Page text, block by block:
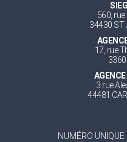
560,
34430 ST
17, rue
3 rue
44481
NUMÉRO UNIQUE :